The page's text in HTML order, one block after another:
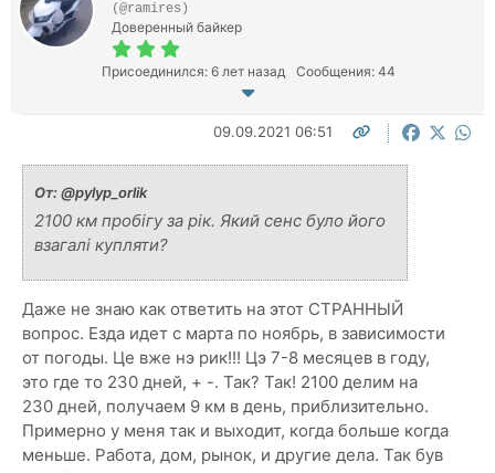
(@ramires)
Доверенный байкер
Присоединился: 6 лет назад Сообщения: 44
09.09.2021 06:51
От:@pylyp_orlik
2100 км пробігу за рік. Який сенс було його
взагалі купляти?
Даже не знаю как ответить на этот СТРАННЫЙ
вопрос. Езда идет с марта по ноябрь, в зависимости
от погоды. Це вже нэ рик!!! Цэ 7-8 месяцев в году,
это где то 230 дней, + -. Так? Так! 2100 делим на
230 дней, получаем 9 км в день, приблизительно.
Примерно у меня так и выходит, когда больше когда
меньше. Работа, дом, рынок, и другие дела. Так був